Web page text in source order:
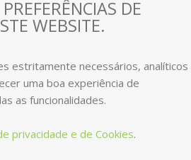
DE
WEBSITE.
estritamente necessários, analíticos
uma boa experiência de
as funcionalidades.
privacidade e de Cookies.